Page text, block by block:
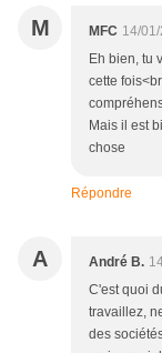
M MFC 14/
Eh bien, tu
cette
Mais il est
chose
Répondre
A André B.
C'est quoi
travaillez,
des